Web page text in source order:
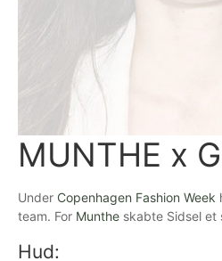
MUNTHE x
Under Copenhagen Fashion Week
team. For Munthe skabte Sidsel
Hud: